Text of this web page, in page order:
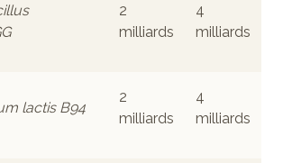
2
milliards
4
milliards
lactis B94
2
milliards
4
milliards